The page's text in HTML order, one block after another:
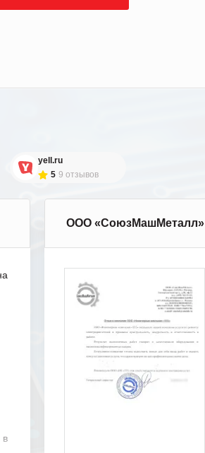
yell.ru
5 9 отзывов
в
ООО «СоюзМашМеталл»